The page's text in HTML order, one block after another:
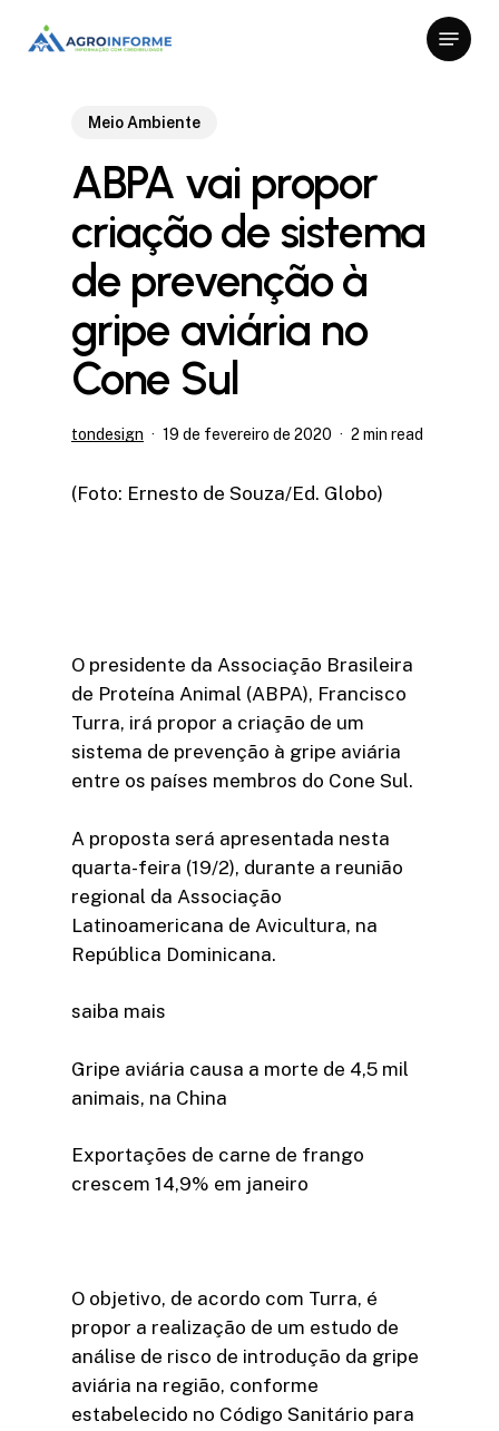
Menu
Meio Ambiente
ABPA vai propor
criação de sistema
de prevenção à
gripe aviária no
Cone Sul
tondesign 19 de fevereiro de 2020 2 min read
(Foto: Ernesto de Souza/Ed. Globo)
O presidente da Associação Brasileira
de Proteína Animal (ABPA), Francisco
Turra, irá propor a criação de um
sistema de prevenção à gripe aviária
entre os países membros do Cone Sul.
A proposta será apresentada nesta
quarta-feira (19/2), durante a reunião
regional da Associação
Latinoamericana de Avicultura, na
República Dominicana.
saiba mais
Gripe aviária causa a morte de 4,5 mil
animais, na China
Exportações de carne de frango
crescem 14,9% em janeiro
O objetivo, de acordo com Turra, é
propor a realização de um estudo de
análise de risco de introdução da gripe
aviária na região, conforme
estabelecido no Código Sanitário para